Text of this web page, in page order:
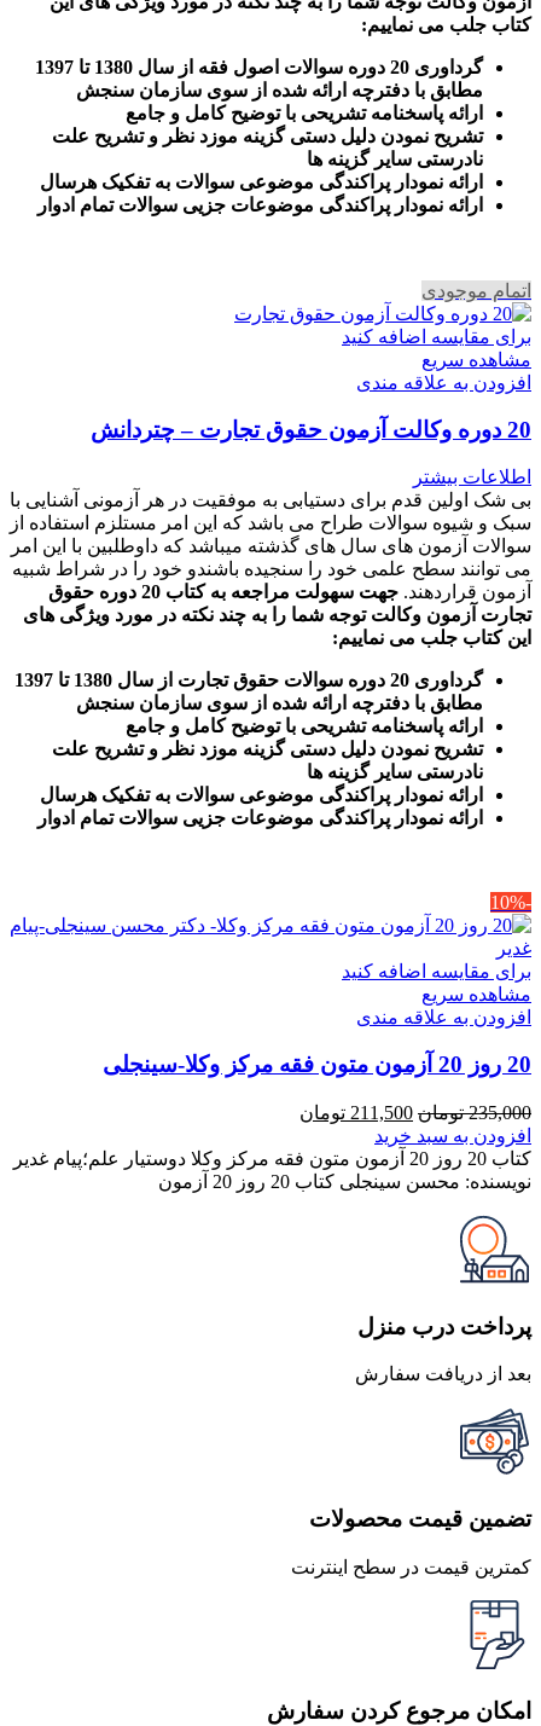
کتاب جلب می نماییم:
گرداوری 20 دوره سوالات اصول فقه از سال 1380 تا 1397
مطابق با دفترچه ارائه شده از سوی سازمان سنجش
ارائه پاسخنامه تشریحی با توضیح کامل و جامع
تشریح نمودن دلیل دستی گزینه موزد نظر و تشریح علت
نادرستی سایر گزینه ها
ارائه نمودار پراکندگی موضوعی سوالات به تفکیک هرسال
رائه نمودار پراکندگی موضوعات جزیی سوالات تمام ادوار
اتمام موجودی
برای مقایسه اضافه کنید
مشاهده سریع
افزودن به علاقه مندی
20 دوره وکالت آزمون حقوق تجارت – چتردانش
اطلاعات بیشتر
بی شک اولین قدم برای دستیابی به موفقیت در هر آزمونی آشنایی با
سبک و شیوه سوالات طراح می باشد که این امر مستلزم استفاده از
سوالات آزمون های سال های گذشته میباشد که داوطلبین با این امر
می توانند سطح علمی خود را سنجیده باشندو خود را در شراط شبیه
آزمون قراردهند.
جهت سهولت مراجعه به کتاب 20 دوره حقوق
تجارت آزمون وکالت توجه شما را به چند نکته در مورد ویژگی های
این کتاب جلب می نماییم:
گرداوری 20 دوره سوالات حقوق تجارت از سال 1380 تا 1397
مطابق با دفترچه ارائه شده از سوی سازمان سنجش
ارائه پاسخنامه تشریحی با توضیح کامل و جامع
تشریح نمودن دلیل دستی گزینه موزد نظر و تشریح علت
نادرستی سایر گزینه ها
ارائه نمودار پراکندگی موضوعی سوالات به تفکیک هرسال
رائه نمودار پراکندگی موضوعات جزیی سوالات تمام ادوار
-10%
برای مقایسه اضافه کنید
مشاهده سریع
افزودن به علاقه مندی
20 روز 20 آزمون متون فقه مرکز وکلا-سینجلی
235,000 تومان قیمت
اصلی
235,000 تومان
بود.
211,500 تومان
211,500 تومان
است.
افزودن به سبد خرید
کتاب 20 روز 20 آزمون متون فقه مرکز وکلا دوستیار علم؛پیام غدیر
نویسنده: محسن سینجلی کتاب 20 روز 20 آزمون
پرداخت درب منزل
بعد از دریافت سفارش
تضمین قیمت محصولات
کمترین قیمت در سطح اینترنت
امکان مرجوع کردن سفارش